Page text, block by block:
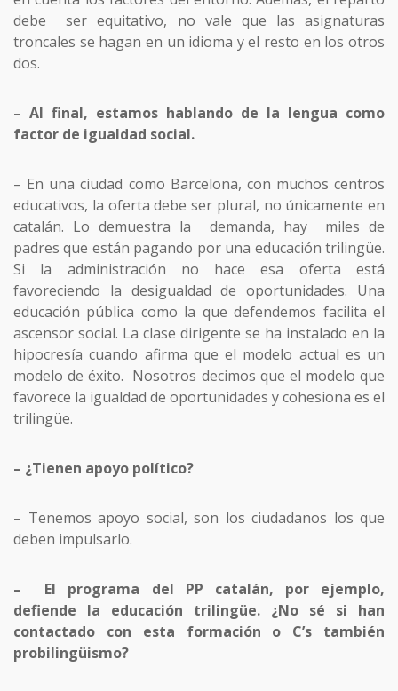
debe ser equitativo, no vale que las asignaturas
troncales se hagan en un idioma y el resto en los otros
dos.
– Al final, estamos hablando de la lengua como
factor de igualdad social.
– En una ciudad como Barcelona, con muchos centros
educativos, la oferta debe ser plural, no únicamente en
catalán. Lo demuestra la demanda, hay miles de
padres que están pagando por una educación trilingüe.
Si la administración no hace esa oferta está
favoreciendo la desigualdad de oportunidades. Una
educación pública como la que defendemos facilita el
ascensor social. La clase dirigente se ha instalado en la
hipocresía cuando afirma que el modelo actual es un
modelo de éxito. Nosotros decimos que el modelo que
favorece la igualdad de oportunidades y cohesiona es el
trilingüe.
– ¿Tienen apoyo político?
– Tenemos apoyo social, son los ciudadanos los que
deben impulsarlo.
– El programa del PP catalán, por ejemplo,
defiende la educación trilingüe. ¿No sé si han
contactado con esta formación o C’s también
probilingüismo?